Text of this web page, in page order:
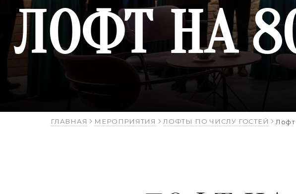
ЛОФТ НА
ГЛАВНАЯ МЕРОПРИЯТИЯ ЛОФТЫ ПО ЧИСЛУ ГОСТЕЙ Лофт